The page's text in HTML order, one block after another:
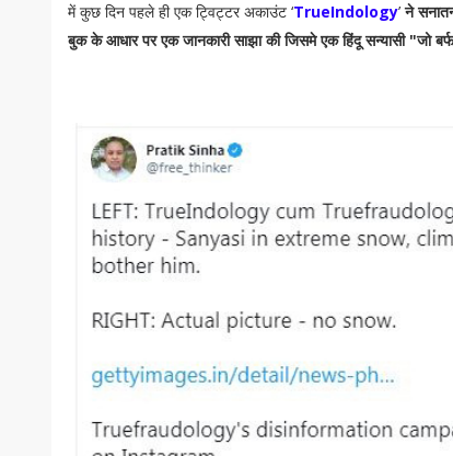
में कुछ दिन पहले ही एक ट्विट्टर अकाउंट ‘TrueIndology’ने
बुक के आधार पर एक जानकारी साझा की जिसमे एक हिंदू सन्यासी "जो